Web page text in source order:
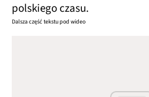
polskiego czasu.
Dalsza część tekstu pod wideo